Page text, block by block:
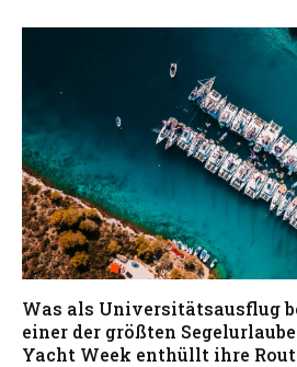
Was als Universitätsausflug
einer der größten
Yacht Week enthüllt ihre